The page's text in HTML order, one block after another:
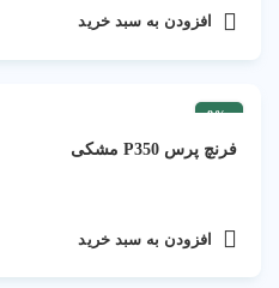
افزودن به سبد خرید
-8%
فرنچ پرس P350 مشکی
افزودن به سبد خرید